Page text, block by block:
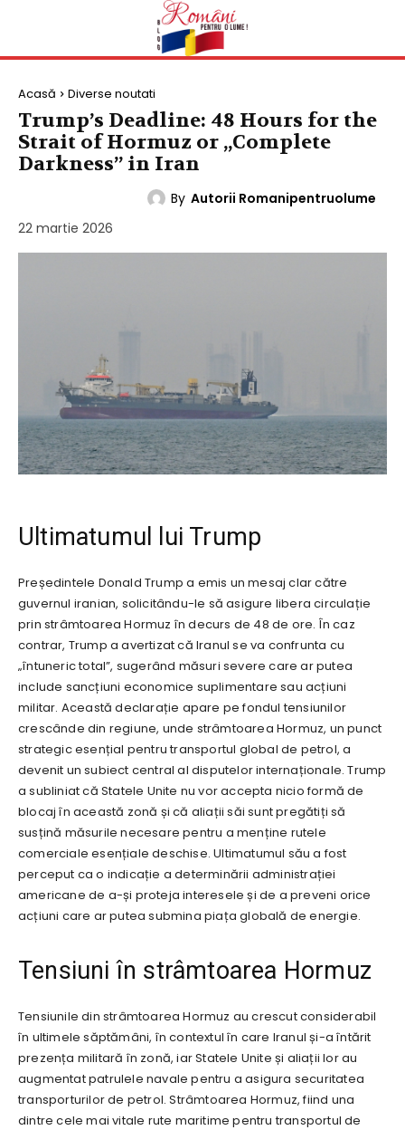
Acasă Diverse noutati
Trump’s Deadline: 48 Hours for the
Strait of Hormuz or „Complete
Darkness” in Iran
By Autorii Romanipentruolume
22 martie 2026
Ultimatumul lui Trump
Președintele Donald Trump a emis un mesaj clar către
guvernul iranian, solicitându-le să asigure libera circulație
prin strâmtoarea Hormuz în decurs de 48 de ore. În caz
contrar, Trump a avertizat că Iranul se va confrunta cu
„întuneric total”, sugerând măsuri severe care ar putea
include sancțiuni economice suplimentare sau acțiuni
militar. Această declarație apare pe fondul tensiunilor
crescânde din regiune, unde strâmtoarea Hormuz, un punct
strategic esențial pentru transportul global de petrol, a
devenit un subiect central al disputelor internaționale. Trump
a subliniat că Statele Unite nu vor accepta nicio formă de
blocaj în această zonă și că aliații săi sunt pregătiți să
susțină măsurile necesare pentru a menține rutele
comerciale esențiale deschise. Ultimatumul său a fost
perceput ca o indicație a determinării administrației
americane de a-și proteja interesele și de a preveni orice
acțiuni care ar putea submina piața globală de energie.
Tensiuni în strâmtoarea Hormuz
Tensiunile din strâmtoarea Hormuz au crescut considerabil
în ultimele săptămâni, în contextul în care Iranul și-a întărit
prezența militară în zonă, iar Statele Unite și aliații lor au
augmentat patrulele navale pentru a asigura securitatea
transporturilor de petrol. Strâmtoarea Hormuz, fiind una
dintre cele mai vitale rute maritime pentru transportul de